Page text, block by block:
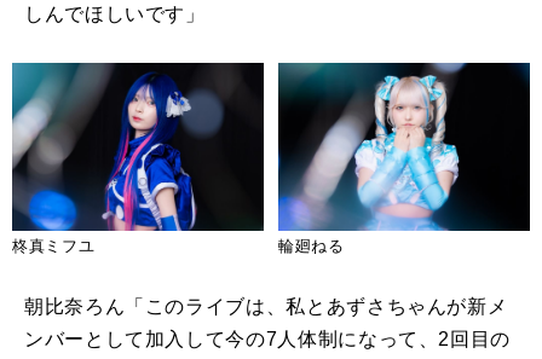
しんでほしいです」
柊真ミフユ 輪廻ねる
朝比奈ろん「このライブは、私とあずさちゃんが新メ
ンバーとして加入して今の7人体制になって、2回目の